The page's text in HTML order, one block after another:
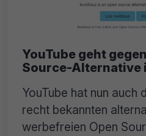
YouTube geht
Source-Alternative
YouTube hat nun auch
recht bekannten
werbefreien Open